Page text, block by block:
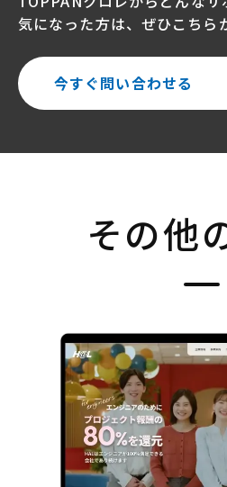
気になった方は、ぜひこちら
今すぐ問い合わせる
その他